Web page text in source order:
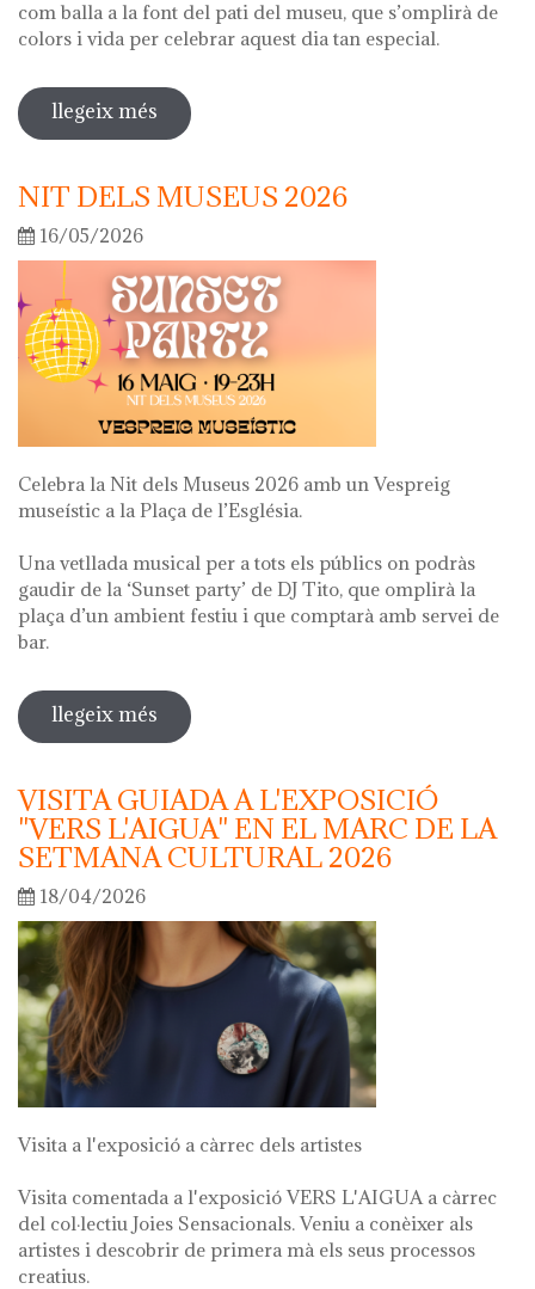
com balla a la font del pati del museu, que s’omplirà de
colors i vida per celebrar aquest dia tan especial.
llegeix més sobre diada de la flor
NIT DELS MUSEUS 2026
16/05/2026
Celebra la Nit dels Museus 2026 amb un Vespreig
museístic a la Plaça de l’Església.
Una vetllada musical per a tots els públics on podràs
gaudir de la ‘Sunset party’ de DJ Tito, que omplirà la
plaça d’un ambient festiu i que comptarà amb servei de
bar.
llegeix més sobre nit dels museus 2026
VISITA GUIADA A L'EXPOSICIÓ
"VERS L'AIGUA" EN EL MARC DE LA
SETMANA CULTURAL 2026
18/04/2026
Visita a l'exposició a càrrec dels artistes
Visita comentada a l'exposició VERS L'AIGUA a càrrec
del col·lectiu Joies Sensacionals. Veniu a conèixer als
artistes i descobrir de primera mà els seus processos
creatius.